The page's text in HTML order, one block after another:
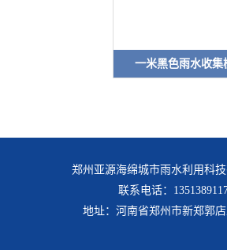
一米黑色雨水收集模块
郑州亚源海绵城市雨水利用科
联系电话：
地址：河南省郑州市新郑郭